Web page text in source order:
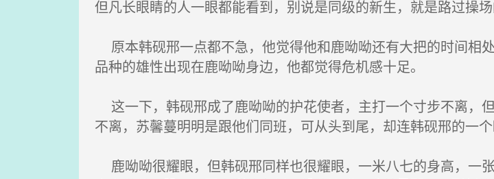
但凡长眼睛的人一眼都能看到，别说是同级的新生，就是路过操
原本韩砚邢一点都不急，他觉得他和鹿呦呦还有大把的时间相
品种的雄性出现在鹿呦呦身边，他都觉得危机感十足。
这一下，韩砚邢成了鹿呦呦的护花使者，主打一个寸步不离，
不离，苏馨蔓明明是跟他们同班，可从头到尾，却连韩砚邢的一个
鹿呦呦很耀眼，但韩砚邢同样也很耀眼，一米八七的身高，一